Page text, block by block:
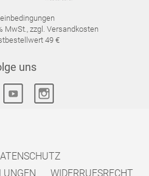
MwSt., zzgl. Versandkosten
49 €
uns
WIDERRUFSRECHT